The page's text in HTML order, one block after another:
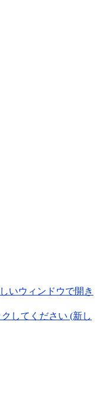
いウィンドウで開き
してください (新し